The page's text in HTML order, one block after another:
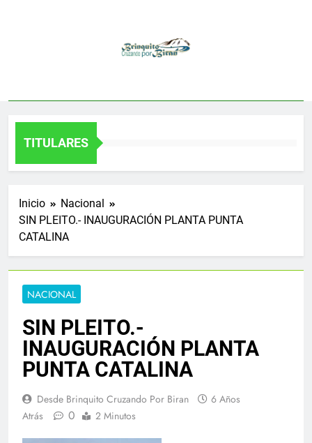
TITULARES
Inicio
Nacional
SIN PLEITO.- INAUGURACIÓN PLANTA PUNTA
CATALINA
NACIONAL
SIN PLEITO.-
INAUGURACIÓN PLANTA
PUNTA CATALINA
Desde Brinquito Cruzando Por Biran
6 Años
Atrás
0 2 Minutos